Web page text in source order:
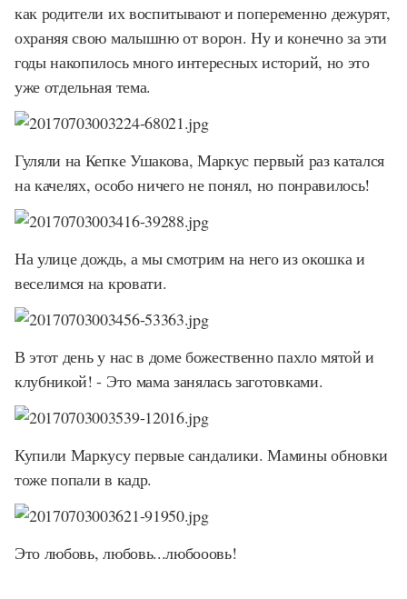
как родители их воспитывают и попеременно дежурят,
охраняя свою малышню от ворон. Ну и конечно за эти
годы накопилось много интересных историй, но это
уже отдельная тема.
Гуляли на Кепке Ушакова, Маркус первый раз катался
на качелях, особо ничего не понял, но понравилось!
На улице дождь, а мы смотрим на него из окошка и
веселимся на кровати.
В этот день у нас в доме божественно пахло мятой и
клубникой! - Это мама занялась заготовками.
Купили Маркусу первые сандалики. Мамины обновки
тоже попали в кадр.
Это любовь, любовь...любооовь!